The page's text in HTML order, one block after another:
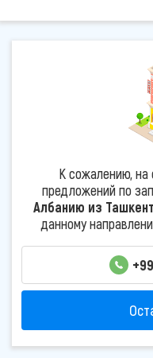
К сожалению, на
предложений по
Албанию из
данному